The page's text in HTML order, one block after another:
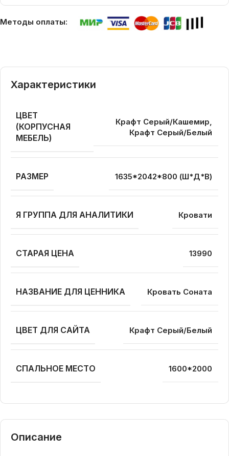
Методы оплаты:
Описание
Характеристики
ЦВЕТ
(КОРПУСНАЯ
МЕБЕЛЬ)
Крафт Серый/Кашемир,
Крафт Серый/Белый
РАЗМЕР 1635*2042*800 (Ш*Д*В)
Я ГРУППА ДЛЯ АНАЛИТИКИ Кровати
СТАРАЯ ЦЕНА 13990
НАЗВАНИЕ ДЛЯ ЦЕННИКА Кровать Соната
ЦВЕТ ДЛЯ САЙТА Крафт Серый/Белый
СПАЛЬНОЕ МЕСТО 1600*2000